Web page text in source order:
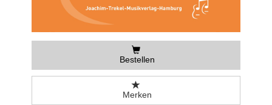
Bestellen
Merken